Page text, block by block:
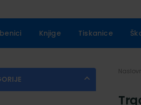
Knjige Tiskanice